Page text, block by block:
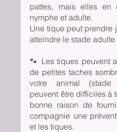
pattes, mais elles en
nymphe et adulte.
Une tique peut prendre
atteindre le stade
🐾 Les tiques peuvent
de petites taches
votre animal (stade
peuvent être difficiles à
bonne raison de
compagnie une
et les tiques.